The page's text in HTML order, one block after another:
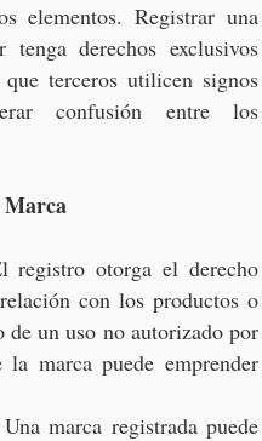
elementos. Registrar una
derechos exclusivos
terceros utilicen signos
confusión entre los
Marca
otorga el derecho
con los productos o
de un uso no autorizado por
marca puede emprender
marca registrada puede